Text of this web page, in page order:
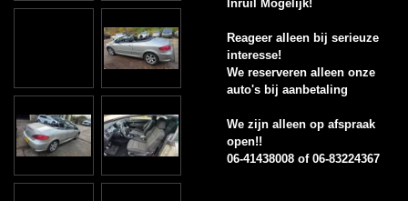
Inruil Mogelijk!
Reageer alleen bij serieuze
interesse!
We reserveren alleen onze
auto's bij aanbetaling
We zijn alleen op afspraak
open!!
06-41438008 of 06-83224367